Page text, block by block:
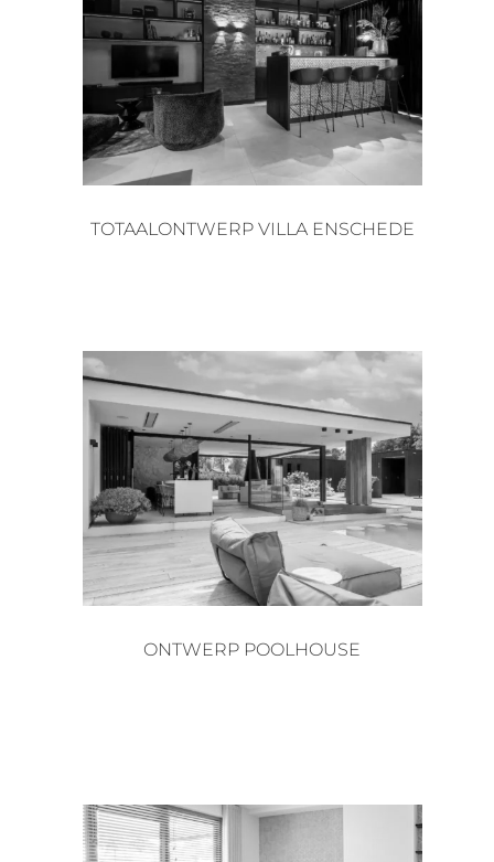
TOTAALONTWERP VILLA ENSCHEDE
ONTWERP POOLHOUSE